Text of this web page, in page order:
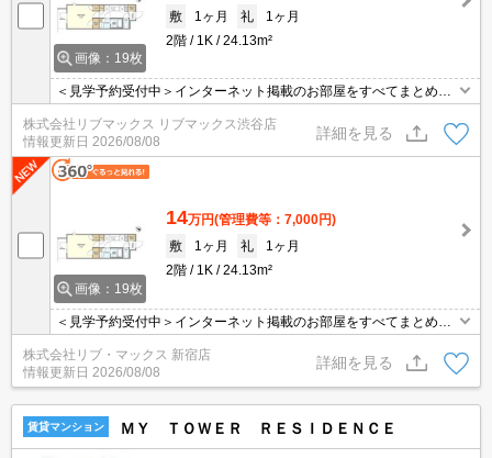
画像：19枚
敷
1ヶ月 礼
1ヶ月
2階
1K 24.13m²
＜見学予約受付中＞インターネット掲載のお部屋をすべてまとめて
能！他社掲載物件もまとめてご紹介可能です。オンライン案内可。
写真・動画送付、WEB契約等来店不要でご契約可能。セキュリティ
充実で安心！お気軽にご相談くださいませ。
株式会社リブマックス リブマックス渋谷店
情報更新日 2026/08/08
詳細を見る
画像：19枚
14万円(管理費等：7,000円)
敷
1ヶ月 礼
1ヶ月
2階
1K 24.13m²
＜見学予約受付中＞インターネット掲載のお部屋をすべてまとめて
ご紹介可能！ 初期費用クレジット決済可！問合せ当日でもご予約可
能！他社掲載物件もまとめてご紹介可能です。オンライン案内可。
写真・動画送付、WEB契約等来店不要でご契約可能。セキュリティ
充実で安心！お気軽にご相談くださいませ。
株式会社リブ・マックス 新宿店
情報更新日 2026/08/08
詳細を見る
賃貸マンション ＭＹ ＴＯＷＥＲ ＲＥＳＩＤＥＮＣＥ